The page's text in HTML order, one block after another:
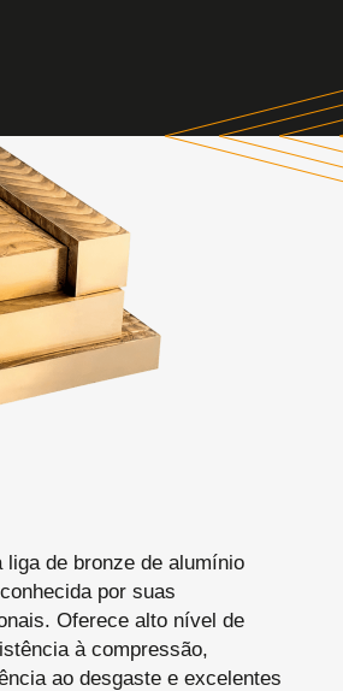
de bronze de alumínio
por suas
Oferece alto nível de
à compressão,
ao desgaste e excelentes